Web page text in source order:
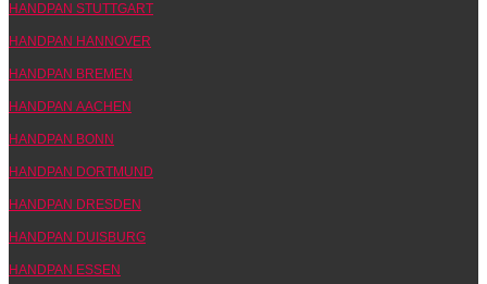
HANDPAN STUTTGART
HANDPAN HANNOVER
HANDPAN BREMEN
HANDPAN AACHEN
HANDPAN BONN
HANDPAN DORTMUND
HANDPAN DRESDEN
HANDPAN DUISBURG
HANDPAN ESSEN